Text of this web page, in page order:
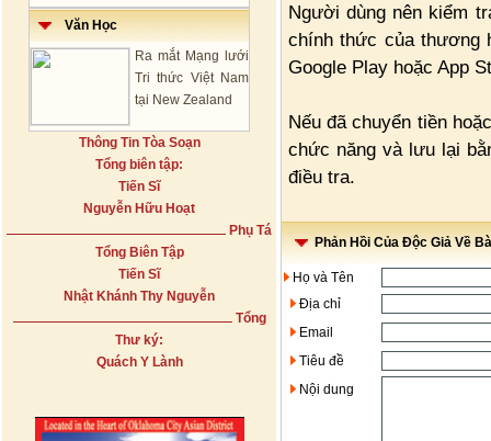
Văn Học
Ra mắt Mạng lưới
Tri thức Việt Nam
tại New Zealand
Thông Tin Tòa Soạn
Tổng biên tập:
Tiến Sĩ
Nguyễn Hữu Hoạt
Phụ Tá
Tổng Biên Tập
Tiến Sĩ
Nhật Khánh Thy Nguyễn
Tổng
Thư ký:
Quách Y Lành
Người dùng nên kiểm
chính thức của thương
Google Play hoặc App
Nếu đã chuyển tiền
chức năng và lưu lại
điều tra.
Phản Hồi Của Độc Giả Về
Họ và Tên
Địa chỉ
Email
Tiêu đề
Nội dung